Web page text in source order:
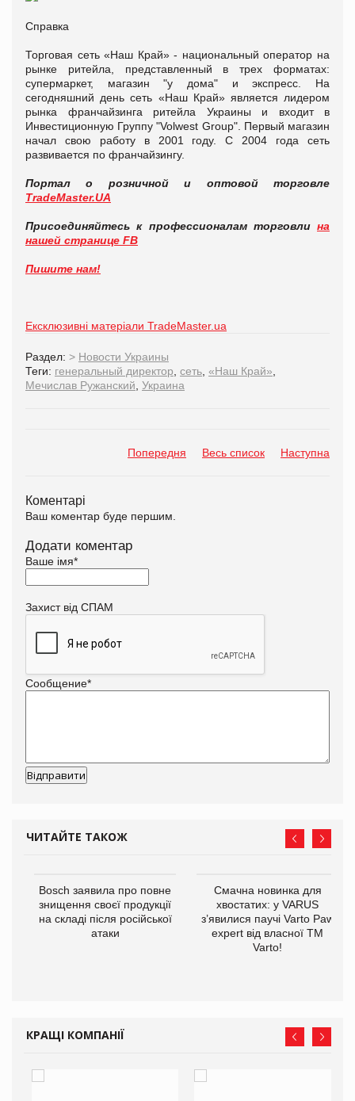
Справка
Торговая сеть «Наш Край» - национальный оператор на
рынке ритейла, представленный в трех форматах:
супермаркет, магазин "у дома" и экспресс. На
сегодняшний день сеть «Наш Край» является лидером
рынка франчайзинга ритейла Украины и входит в
Инвестиционную Группу "Volwest Group". Первый магазин
начал свою работу в 2001 году. С 2004 года сеть
развивается по франчайзингу.
Портал о розничной и оптовой торговле
TradeMaster.UA
Присоединяйтесь к профессионалам торговли на
нашей странице FB
Пишите нам!
Ексклюзивні матеріали TradeMaster.ua
Раздел: > Новости Украины
Теги: генеральный директор сеть «Наш Край»
Мечислав Ружанский Украина
Попередня Весь список Наступна
Коментарі
Ваш коментар буде першим.
Додати коментар
Ваше імя*
Захист від СПАМ
Сообщение*
ЧИТАЙТЕ ТАКОЖ
Bosch заявила про повне
знищення своєї продукції
на складі після російської
атаки
Смачна новинка для
хвостатих: у VARUS
з’явилися паучі Varto Paw
expert від власної ТМ
Varto!
КРАЩІ КОМПАНІЇ